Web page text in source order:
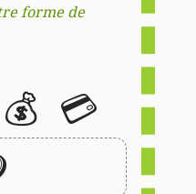
forme de
💰 💳